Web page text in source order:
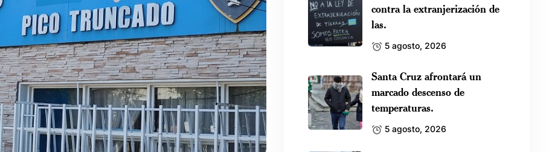
contra la extranjerización de
las.
5 agosto, 2026
Santa Cruz afrontará un
marcado descenso de
temperaturas.
5 agosto, 2026